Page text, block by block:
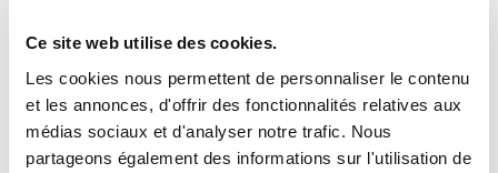
Ce site web utilise des cookies.
Les cookies nous permettent de personnaliser le contenu
et les annonces, d'offrir des fonctionnalités relatives aux
médias sociaux et d'analyser notre trafic. Nous
partageons également des informations sur l'utilisation de